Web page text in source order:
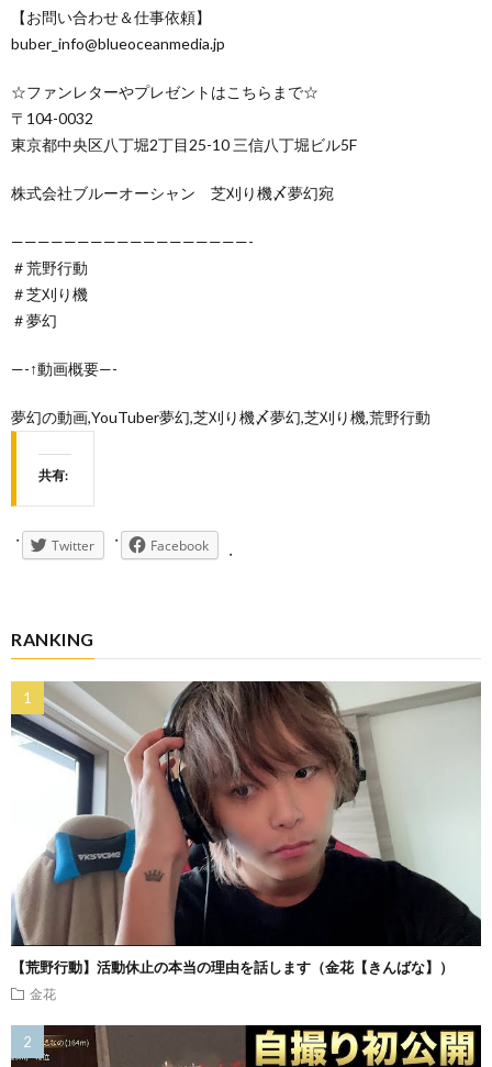
【お問い合わせ＆仕事依頼】
buber_info@blueoceanmedia.jp
☆ファンレターやプレゼントはこちらまで☆
〒104-0032
東京都中央区八丁堀2丁目25-10 三信八丁堀ビル5F
株式会社ブルーオーシャン 芝刈り機〆夢幻宛
——————————————————-
＃荒野行動
＃芝刈り機
＃夢幻
—-↑動画概要—-
夢幻の動画,YouTuber夢幻,芝刈り機〆夢幻,芝刈り機,荒野行動
共有:
Twitter Facebook
RANKING
【荒野行動】活動休止の本当の理由を話します（金花【きんばな】）
金花